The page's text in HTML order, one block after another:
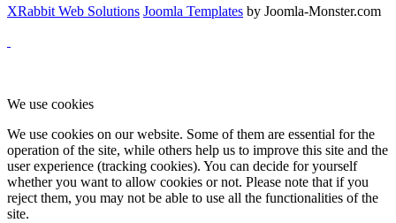
XRabbit Web Solutions Joomla Templates by Joomla-Monster.com
We use cookies
We use cookies on our website. Some of them are essential for the
operation of the site, while others help us to improve this site and the
user experience (tracking cookies). You can decide for yourself
whether you want to allow cookies or not. Please note that if you
reject them, you may not be able to use all the functionalities of the
site.